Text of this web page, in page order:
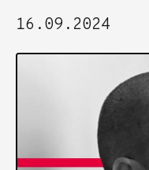
16.09.2024